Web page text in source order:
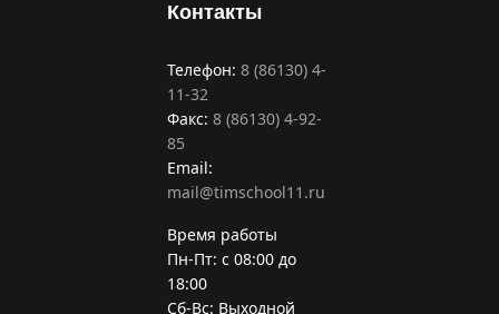
Контакты
Телефон: 8 (86130) 4-
11-32
Факс: 8 (86130) 4-92-
85
Email:
mail@timschool11.ru
Время работы
Пн-Пт: с 08:00 до
18:00
Сб-Вс: Выходной